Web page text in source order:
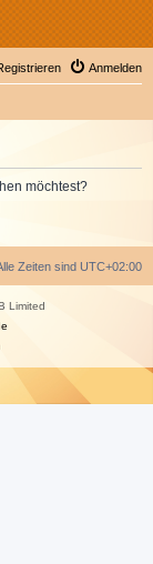
Anmelden
möchtest?
Zeiten sind UTC+02:00
Limited